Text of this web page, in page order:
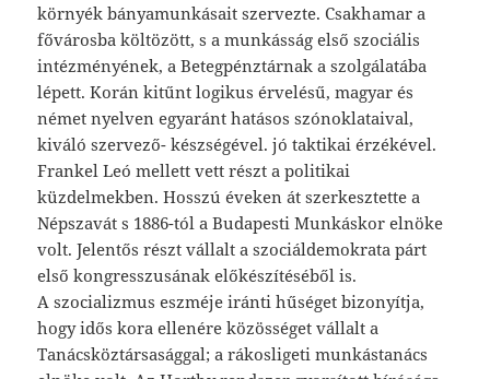
környék bányamunkásait szervezte. Csakhamar a
fővárosba költözött, s a munkásság első szociális
intézményének, a Betegpénztárnak a szolgálatába
lépett. Korán kitűnt logikus érvelésű, magyar és
német nyelven egyaránt hatásos szónoklataival,
kiváló szervező- készségével. jó taktikai érzékével.
Frankel Leó mellett vett részt a politikai
küzdelmekben. Hosszú éveken át szerkesztette a
Népszavát s 1886-tól a Budapesti Munkáskor elnöke
volt. Jelentős részt vállalt a szociáldemokrata párt
első kongresszusának előkészítéséből is.
A szocializmus eszméje iránti hűséget bizonyítja,
hogy idős kora ellenére közösséget vállalt a
Tanácsköztársasággal; a rákosligeti munkástanács